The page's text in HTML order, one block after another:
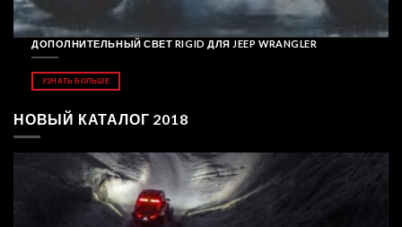
ДОПОЛНИТЕЛЬНЫЙ СВЕТ RIGID ДЛЯ JEEP WRANGLER
УЗНАТЬ БОЛЬШЕ
НОВЫЙ КАТАЛОГ 2018